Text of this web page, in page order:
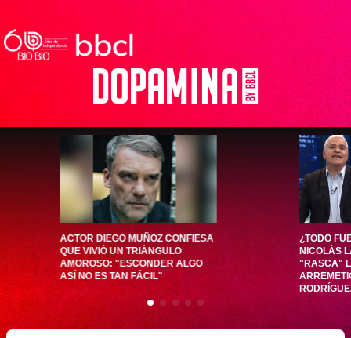
ACTOR DIEGO MUÑOZ CONFIESA
QUE VIVIÓ UN TRIÁNGULO
AMOROSO: "ESCONDER ALGO
ASÍ NO ES TAN FÁCIL"
¿TODO
NICOLÁS
"RASCA"